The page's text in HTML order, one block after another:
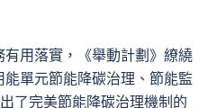
用落實，《舉動計劃》繚繞
單元節能降碳治理、節能監
了完美節能降碳治理機制的